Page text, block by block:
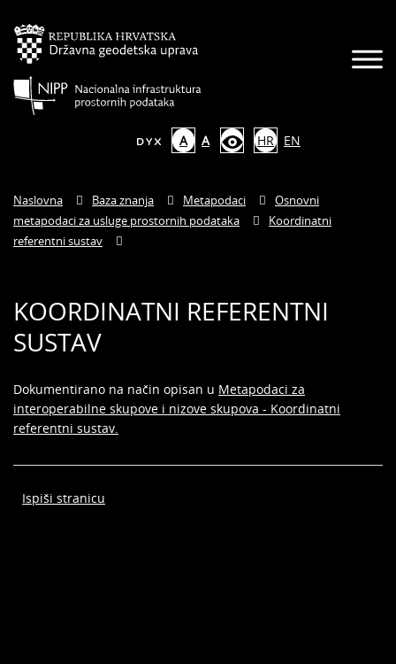
A A HR EN
Naslovna Baza znanja Metapodaci
Osnovni
metapodaci za usluge prostornih podataka
Koordinatni
referentni sustav
KOORDINATNI REFERENTNI
SUSTAV
Dokumentirano na način opisan u Metapodaci za
interoperabilne skupove i nizove skupova - Koordinatni
referentni sustav.
Ispiši stranicu